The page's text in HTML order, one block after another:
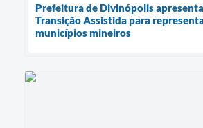
Prefeitura de Divinópolis
Transição Assistida para
municípios mineiros